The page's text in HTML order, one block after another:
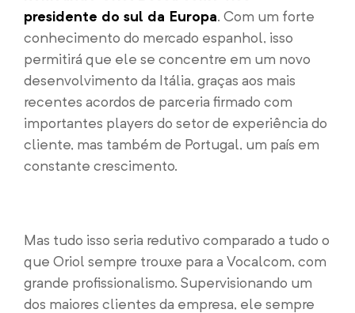
presidente do sul da Europa. Com um forte
conhecimento do mercado espanhol, isso
permitirá que ele se concentre em um novo
desenvolvimento da Itália, graças aos mais
recentes acordos de parceria firmado com
importantes players do setor de experiência do
cliente, mas também de Portugal, um país em
constante crescimento.
Mas tudo isso seria redutivo comparado a tudo o
que Oriol sempre trouxe para a Vocalcom, com
grande profissionalismo. Supervisionando um
dos maiores clientes da empresa, ele sempre